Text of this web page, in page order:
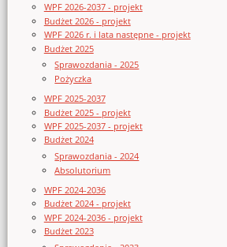
WPF 2026-2037 - projekt
Budżet 2026 - projekt
WPF 2026 r. i lata następne - projekt
Budżet 2025
Sprawozdania - 2025
Pożyczka
WPF 2025-2037
Budżet 2025 - projekt
WPF 2025-2037 - projekt
Budżet 2024
Sprawozdania - 2024
Absolutorium
WPF 2024-2036
Budżet 2024 - projekt
WPF 2024-2036 - projekt
Budżet 2023